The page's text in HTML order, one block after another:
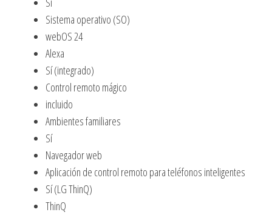
Sistema operativo (SO)
webOS 24
Alexa
Sí (integrado)
Control remoto mágico
incluido
Ambientes familiares
Sí
Navegador web
Aplicación de control remoto para teléfonos inteligentes
Sí (LG ThinQ)
ThinQ